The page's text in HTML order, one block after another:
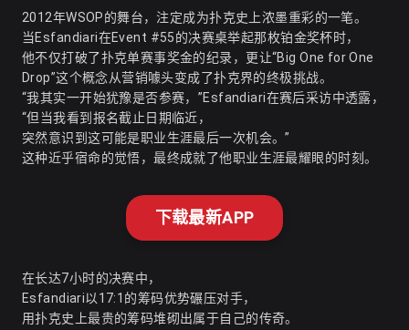
2012年WSOP的舞台，注定成为扑克史上浓墨重彩的一笔。
当Esfandiari在Event #55的决赛桌举起那枚铂金奖杯时，
他不仅打破了扑克单赛事奖金的纪录，更让“Big One for One
Drop”这个概念从营销噱头变成了扑克界的终极挑战。
“我其实一开始犹豫是否参赛，”Esfandiari在赛后采访中透露，
“但当我看到报名截止日期临近，
突然意识到这可能是职业生涯最后一次机会。”
这种近乎宿命的觉悟，最终成就了他职业生涯最耀眼的时刻。
下载最新APP
在长达7小时的决赛中，
Esfandiari以17:1的筹码优势碾压对手，
用扑克史上最贵的筹码堆砌出属于自己的传奇。